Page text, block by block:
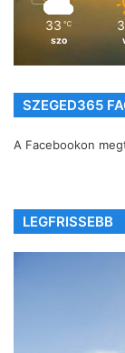
33 ℃
szo
SZEGED365
A Facebookon
LEGFRISSEBB